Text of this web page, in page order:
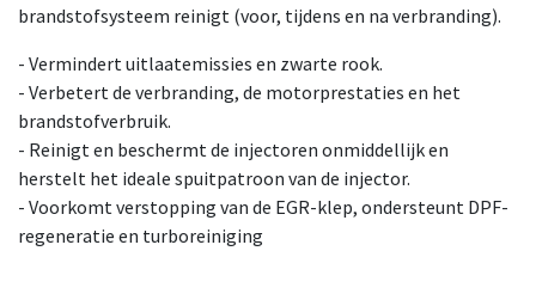
brandstofsysteem reinigt (voor, tijdens en na verbranding).
- Vermindert uitlaatemissies en zwarte rook.
- Verbetert de verbranding, de motorprestaties en het
brandstofverbruik.
- Reinigt en beschermt de injectoren onmiddellijk en
herstelt het ideale spuitpatroon van de injector.
- Voorkomt verstopping van de EGR-klep, ondersteunt DPF-
regeneratie en turboreiniging